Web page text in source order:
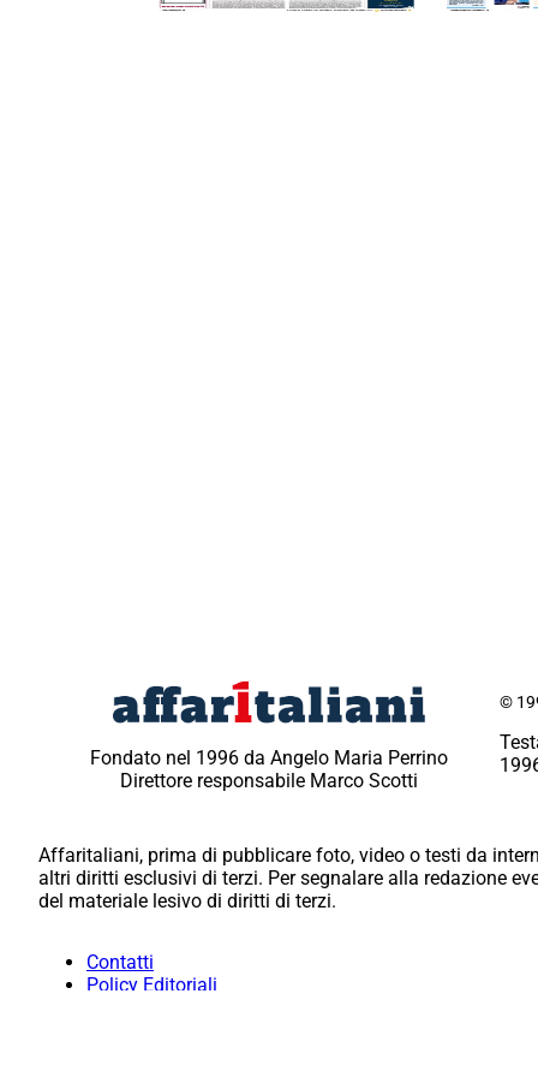
Fondato nel 1996 da Angelo Maria Perrino
Direttore responsabile Marco Scotti
©
Affaritaliani, prima di pubblicare foto, video o testi da
altri diritti esclusivi di terzi. Per segnalare alla redazione
del materiale lesivo di diritti di terzi.
Contatti
Policy Editoriali